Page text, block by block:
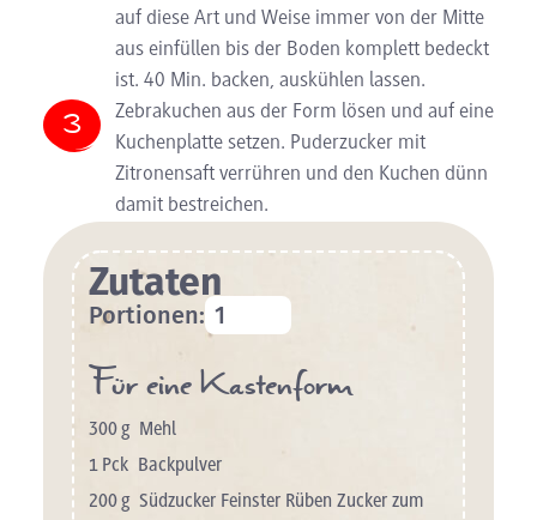
auf diese Art und Weise immer von der Mitte
aus einfüllen bis der Boden komplett bedeckt
ist. 40 Min. backen, auskühlen lassen.
Zebrakuchen aus der Form lösen und auf eine
Kuchenplatte setzen. Puderzucker mit
Zitronensaft verrühren und den Kuchen dünn
damit bestreichen.
Zutaten
Portionen:
Für eine Kastenform
300g
Mehl
1 Pck
Backpulver
200g Südzucker Feinster Rüben Zucker zum